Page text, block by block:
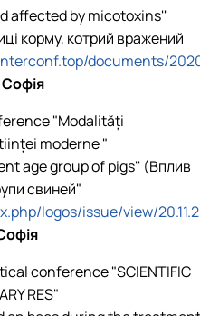
affected by micotoxins''
корму, котрий вражений
documents/
"Modalități
moderne "
age group of pigs'' (Вплив
свиней"
logos/issue/view/20.11.2
conference "SCIENTIFIC
RES"